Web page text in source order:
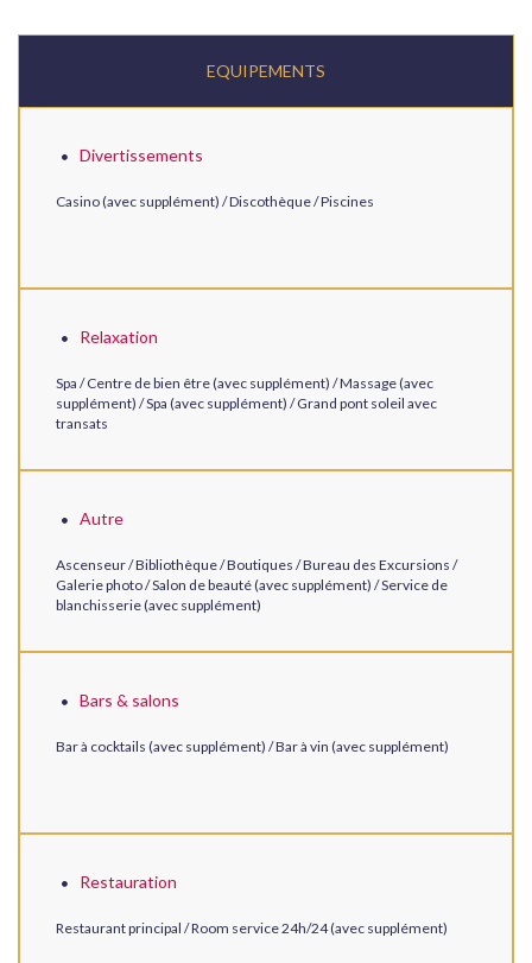
EQUIPEMENTS
Divertissements
Casino (avec supplément) / Discothèque / Piscines
Relaxation
Spa / Centre de bien être (avec supplément) / Massage (avec
supplément) / Spa (avec supplément) / Grand pont soleil avec
transats
Autre
Ascenseur / Bibliothèque / Boutiques / Bureau des Excursions /
Galerie photo / Salon de beauté (avec supplément) / Service de
blanchisserie (avec supplément)
Bars & salons
Bar à cocktails (avec supplément) / Bar à vin (avec supplément)
Restauration
Restaurant principal / Room service 24h/24 (avec supplément)